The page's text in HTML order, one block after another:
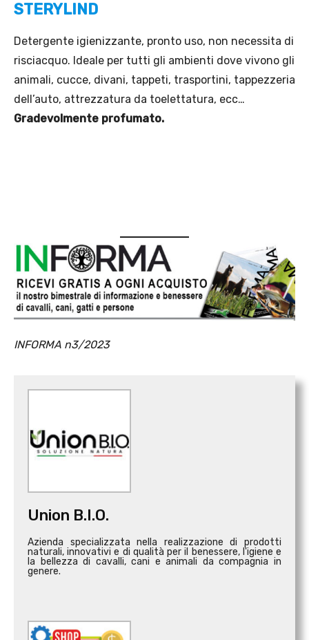
STERYLIND
Detergente igienizzante, pronto uso, non necessita di
risciacquo. Ideale per tutti gli ambienti dove vivono gli
animali, cucce, divani, tappeti, trasportini, tappezzeria
dell’auto, attrezzatura da toelettatura, ecc…
Gradevolmente profumato.
INFORMA n3/2023
Union B.I.O.
Azienda specializzata nella realizzazione di prodotti
naturali, innovativi e di qualità per il benessere, l'igiene e
la bellezza di cavalli, cani e animali da compagnia in
genere.